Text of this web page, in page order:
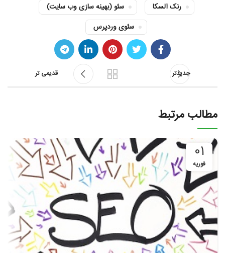
رنک السکا
سئو (بهینه سازی وب سایت)
سئوی وردپرس
جدیدتر قدیمی تر
مطالب مرتبط
01
فوریه